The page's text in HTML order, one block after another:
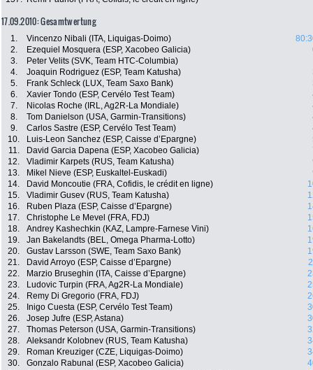
17.09.2010: Gesamtwertung
1. Vincenzo Nibali (ITA, Liquigas-Doimo)
2.
Ezequiel Mosquera (ESP, Xacobeo Galicia)
3.
Peter Velits (SVK, Team HTC-Columbia)
4.
Joaquin Rodriguez (ESP, Team Katusha)
5.
Frank Schleck (LUX, Team Saxo Bank)
6.
Xavier Tondo (ESP, Cervélo Test Team)
7.
Nicolas Roche (IRL, Ag2R-La Mondiale)
8.
Tom Danielson (USA, Garmin-Transitions)
9.
Carlos Sastre (ESP, Cervélo Test Team)
10.
Luis-Leon Sanchez (ESP, Caisse d’Epargne)
11.
David Garcia Dapena (ESP, Xacobeo Galicia)
12.
Vladimir Karpets (RUS, Team Katusha)
13.
Mikel Nieve (ESP, Euskaltel-Euskadi)
14.
David Moncoutie (FRA, Cofidis, le crédit en ligne)
15.
Vladimir Gusev (RUS, Team Katusha)
16.
Ruben Plaza (ESP, Caisse d’Epargne)
17.
Christophe Le Mevel (FRA, FDJ)
18.
Andrey Kashechkin (KAZ, Lampre-Farnese Vini)
19.
Jan Bakelandts (BEL, Omega Pharma-Lotto)
20.
Gustav Larsson (SWE, Team Saxo Bank)
21.
David Arroyo (ESP, Caisse d’Epargne)
22.
Marzio Bruseghin (ITA, Caisse d’Epargne)
23.
Ludovic Turpin (FRA, Ag2R-La Mondiale)
24.
Remy Di Gregorio (FRA, FDJ)
25.
Inigo Cuesta (ESP, Cervélo Test Team)
26.
Josep Jufre (ESP, Astana)
27.
Thomas Peterson (USA, Garmin-Transitions)
28.
Aleksandr Kolobnev (RUS, Team Katusha)
29.
Roman Kreuziger (CZE, Liquigas-Doimo)
30.
Gonzalo Rabunal (ESP, Xacobeo Galicia)